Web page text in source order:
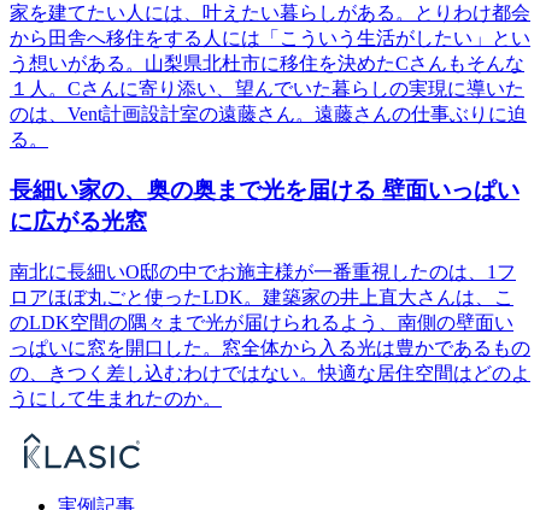
家を建てたい人には、叶えたい暮らしがある。とりわけ都会
から田舎へ移住をする人には「こういう生活がしたい」とい
う想いがある。山梨県北杜市に移住を決めたCさんもそんな
１人。Cさんに寄り添い、望んでいた暮らしの実現に導いた
のは、Vent計画設計室の遠藤さん。遠藤さんの仕事ぶりに迫
る。
長細い家の、奥の奥まで光を届ける 壁面いっぱい
に広がる光窓
南北に長細いO邸の中でお施主様が一番重視したのは、1フ
ロアほぼ丸ごと使ったLDK。建築家の井上直大さんは、こ
のLDK空間の隅々まで光が届けられるよう、南側の壁面い
っぱいに窓を開口した。窓全体から入る光は豊かであるもの
の、きつく差し込むわけではない。快適な居住空間はどのよ
うにして生まれたのか。